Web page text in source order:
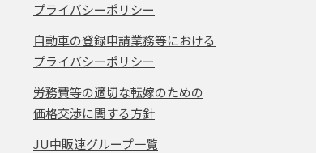
プライバシーポリシー
自動車の登録申請業務等における
プライバシーポリシー
労務費等の適切な転嫁のための
価格交渉に関する方針
JU中販連グループ一覧